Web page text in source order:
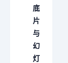
底
片
与
幻
灯